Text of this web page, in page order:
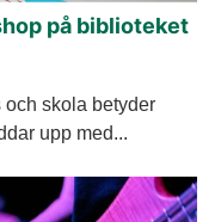
på biblioteket
skola betyder
upp med...